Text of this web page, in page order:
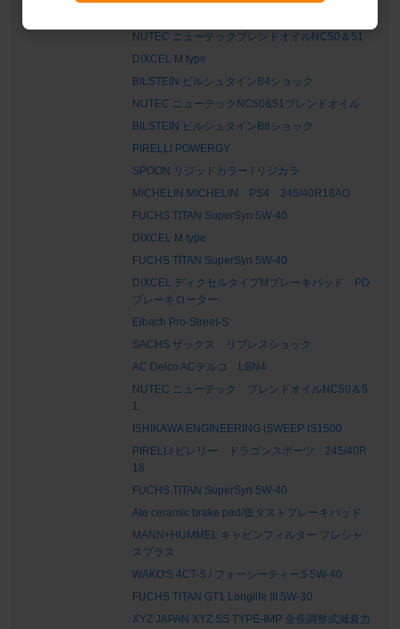
NUTEC ニューテックブレンドオイルNC50＆51
DIXCEL M type
BILSTEIN ビルシュタインB4ショック
NUTEC ニューテックNC50&51ブレンドオイル
BILSTEIN ビルシュタインB8ショック
PIRELLI POWERGY
SPOON リジッドカラー / リジカラ
MICHELIN MICHELIN PS4 245/40R18AO
FUCHS TITAN SuperSyn 5W-40
DIXCEL M type
FUCHS TITAN SuperSyn 5W-40
DIXCEL ディクセルタイプMブレーキパッド PD
ブレーキローター
Eibach Pro-Street-S
SACHS ザックス リプレスショック
AC Delco ACデルコ LBN4
NUTEC ニューテック ブレンドオイルNC50＆5
1
ISHIKAWA ENGINEERING iSWEEP IS1500
PIRELLI ピレリー ドラゴンスポーツ 245/40R
18
FUCHS TITAN SuperSyn 5W-40
Ate ceramic brake pad/低ダストブレーキパッド
MANN+HUMMEL キャビンフィルター フレシャ
スプラス
WAKO'S 4CT-S / フォーシーティーS 5W-40
FUCHS TITAN GT1 Longlife III 5W-30
XYZ JAPAN XYZ SS TYPE-IMP 全長調整式減衰力